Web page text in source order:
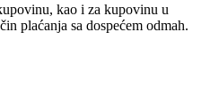
kao i za kupovinu u
plaćanja sa dospećem odmah.